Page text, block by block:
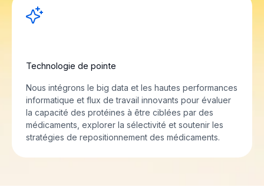
Technologie de pointe
Nous intégrons le big data et les hautes performances
informatique et flux de travail innovants pour évaluer
la capacité des protéines à être ciblées par des
médicaments, explorer la sélectivité et soutenir les
stratégies de repositionnement des médicaments.